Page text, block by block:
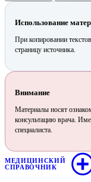
Использование
При копировании
страницу источника.
Внимание
Материалы носят
консультацию врача.
специалиста.
МЕДИЦИНСКИЙ
СПРАВОЧНИК